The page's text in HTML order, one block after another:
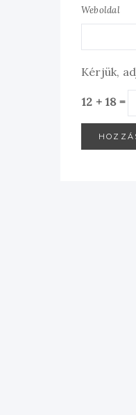
Weboldal
Kérjük,
12 + 18 =